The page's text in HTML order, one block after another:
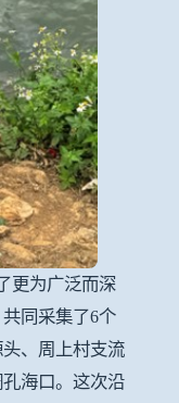
更为广泛而深
同采集了6个
、周上村支流
海口。这次沿